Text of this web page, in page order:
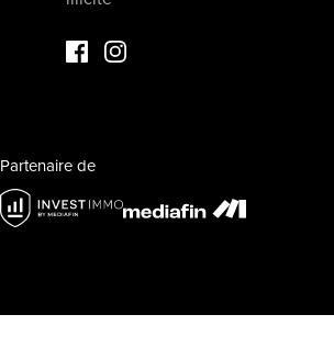
Facebook Immo de Luxe
Instagram Immo de Luxe
Partenaire de